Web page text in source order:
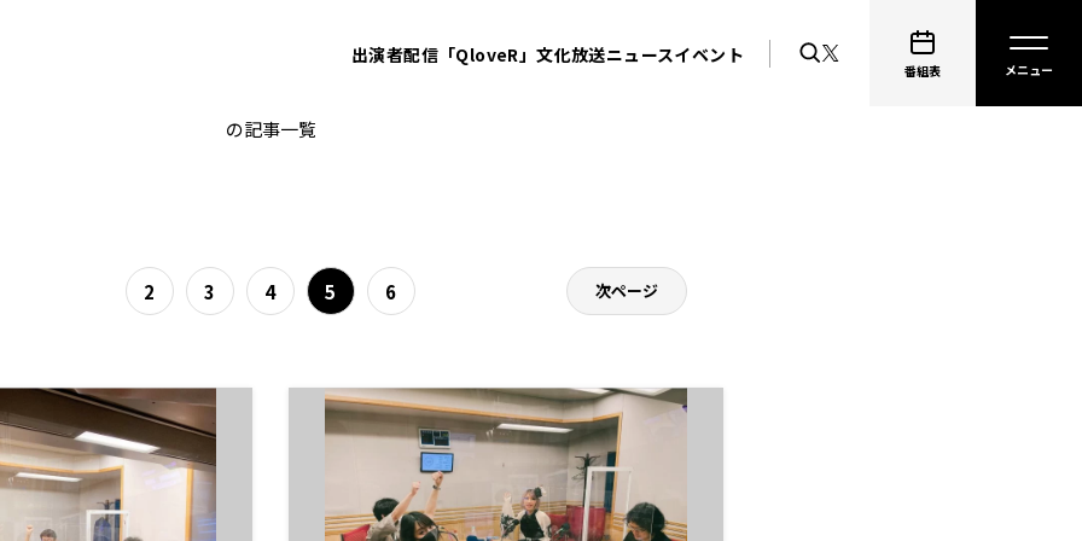
出演者配信「QloveR」文化放送ニュースイベント
番組表
ブルボンヌ
の記事一覧
2 3 4 5 6 次ページ